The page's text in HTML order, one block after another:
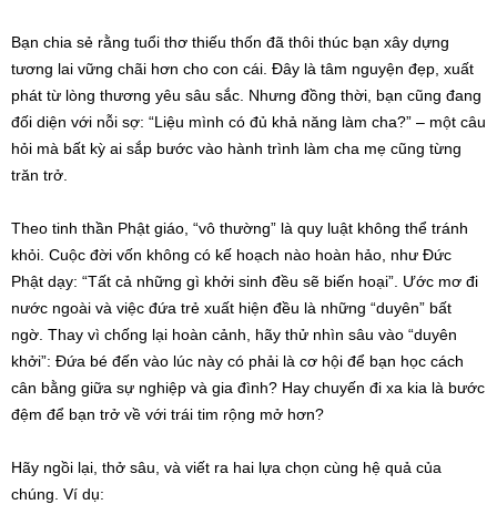
Bạn chia sẻ rằng tuổi thơ thiếu thốn đã thôi thúc bạn xây dựng
tương lai vững chãi hơn cho con cái. Đây là tâm nguyện đẹp, xuất
phát từ lòng thương yêu sâu sắc. Nhưng đồng thời, bạn cũng đang
đối diện với nỗi sợ: “Liệu mình có đủ khả năng làm cha?” – một câu
hỏi mà bất kỳ ai sắp bước vào hành trình làm cha mẹ cũng từng
trăn trở.
Theo tinh thần Phật giáo, “vô thường” là quy luật không thể tránh
khỏi. Cuộc đời vốn không có kế hoạch nào hoàn hảo, như Đức
Phật dạy: “Tất cả những gì khởi sinh đều sẽ biến hoại”. Ước mơ đi
nước ngoài và việc đứa trẻ xuất hiện đều là những “duyên” bất
ngờ. Thay vì chống lại hoàn cảnh, hãy thử nhìn sâu vào “duyên
khởi”: Đứa bé đến vào lúc này có phải là cơ hội để bạn học cách
cân bằng giữa sự nghiệp và gia đình? Hay chuyến đi xa kia là bước
đệm để bạn trở về với trái tim rộng mở hơn?
Hãy ngồi lại, thở sâu, và viết ra hai lựa chọn cùng hệ quả của
chúng. Ví dụ: